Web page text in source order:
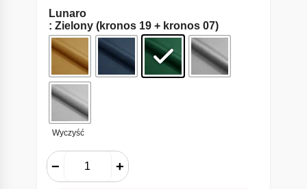
Lunaro
: Zielony (kronos 19 + kronos 07)
Wyczyść
− +